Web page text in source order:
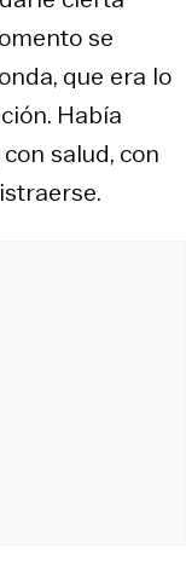
se
que era lo
Había
salud, con